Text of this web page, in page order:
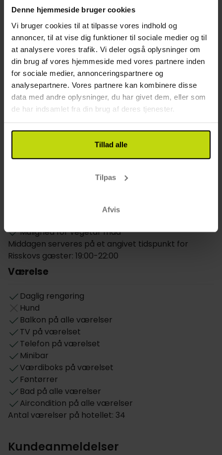
Denne hjemmeside bruger cookies
Vi bruger cookies til at tilpasse vores indhold og
annoncer, til at vise dig funktioner til sociale medier og til
at analysere vores trafik. Vi deler også oplysninger om
din brug af vores hjemmeside med vores partnere inden
for sociale medier, annonceringspartnere og
analysepartnere. Vores partnere kan kombinere disse
data med andre oplysninger, du har givet dem, eller som
de har indsamlet fra din brug af deres tjenester.
Tillad alle
Tilpas
Afvis
Marittima)
Ved stranden
Andet
Gratis parkering
Gratis internet
Wifi
Elevator
Opladning af elbil
Parkering i garage
Gebyr for parkering i garage per dag: 20 EUR pr.
Restaurant
Mulighed for laktosefri mad
Mulighed for vegetar mad
Middagen serveres på et angivet tidspunkt for
Risskovs gæster: 19:00-22:00
Værelse
Daglig rengøring
Hund
Balkon på alle værelser
TV på værelset
Telefon på værelset
Minibar
Værdiboks på værelset
Føntørrer
Bad på alle værelser
Aircondition på alle værelser
Antal værelser på hotellet: 34
Kundeanmeldelser